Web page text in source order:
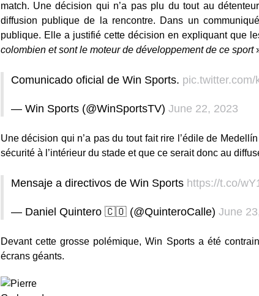
match. Une décision qui n’a pas plu du tout au
diffusion publique de la rencontre. Dans un
publique. Elle a justifié cette décision en expliquant que
colombien et sont le moteur de développement de ce sport
Comunicado oficial de Win Sports. pic.twitter.com/
— Win Sports (@WinSportsTV) June 22, 2023
Une décision qui n’a pas du tout fait rire l’édile de
sécurité à l’intérieur du stade et que ce serait donc au
Mensaje a directivos de Win Sports https://t.co/
— Daniel Quintero 🇨🇴 (@QuinteroCalle) June
Devant cette grosse polémique, Win Sports a été
écrans géants.